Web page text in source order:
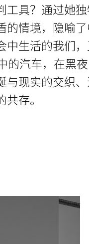
工具？通过她
的情境，隐喻
中生活的我们
的汽车，在黑
与现实的交织
存。